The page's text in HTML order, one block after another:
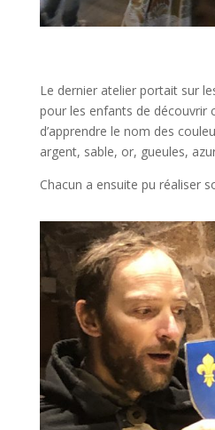
Le dernier atelier portait sur
pour les enfants de découvrir
d’apprendre le nom des
argent, sable, or, gueules,
Chacun a ensuite pu réaliser